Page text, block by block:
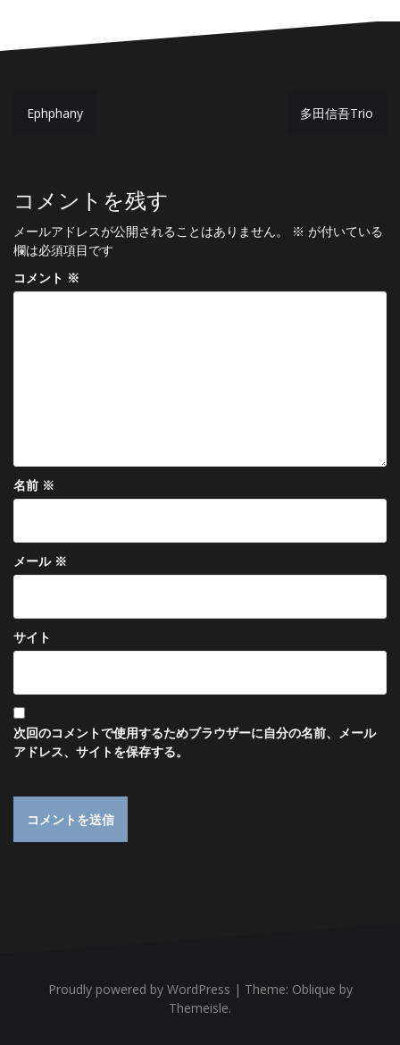
投
ビ
ゲ
ー
シ
Ephphany 多田信吾Trio
コメントを残す
メールアドレスが公開されることはありません。 ※ が付いている
欄は必須項目です
コメント ※
名前 ※
メール ※
サイト
次回のコメントで使用するためブラウザーに自分の名前、メール
アドレス、サイトを保存する。
Proudly powered by WordPress | Theme: Oblique by
Themeisle.